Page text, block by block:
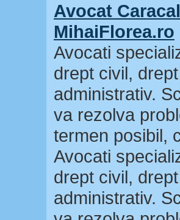
Avocat
MihaiFlorea.ro
Avocati
drept civil,
administrativ.
va rezolva
termen posibil,
Avocati
drept civil,
administrativ.